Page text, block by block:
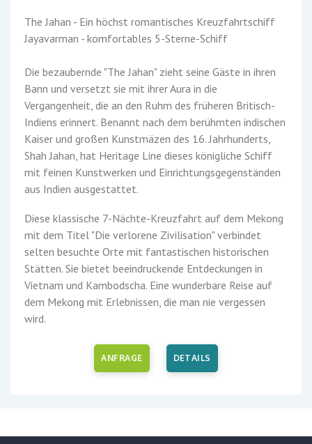
The Jahan - Ein höchst romantisches Kreuzfahrtschiff
Jayavarman - komfortables 5-Sterne-Schiff
Die bezaubernde "The Jahan" zieht seine Gäste in ihren
Bann und versetzt sie mit ihrer Aura in die
Vergangenheit, die an den Ruhm des früheren Britisch-
Indiens erinnert. Benannt nach dem berühmten indischen
Kaiser und großen Kunstmäzen des 16. Jahrhunderts,
Shah Jahan, hat Heritage Line dieses königliche Schiff
mit feinen Kunstwerken und Einrichtungsgegenständen
aus Indien ausgestattet.
Diese klassische 7-Nächte-Kreuzfahrt auf dem Mekong
mit dem Titel "Die verlorene Zivilisation" verbindet
selten besuchte Orte mit fantastischen historischen
Stätten. Sie bietet beeindruckende Entdeckungen in
Vietnam und Kambodscha. Eine wunderbare Reise auf
dem Mekong mit Erlebnissen, die man nie vergessen
wird.
ANFRAGE DETAILS